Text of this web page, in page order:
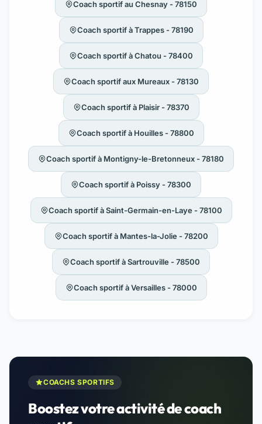
Coach sportif au Chesnay - 78150
Coach sportif à Trappes - 78190
Coach sportif à Chatou - 78400
Coach sportif aux Mureaux - 78130
Coach sportif à Plaisir - 78370
Coach sportif à Houilles - 78800
Coach sportif à Montigny-le-Bretonneux - 78180
Coach sportif à Poissy - 78300
Coach sportif à Saint-Germain-en-Laye - 78100
Coach sportif à Mantes-la-Jolie - 78200
Coach sportif à Sartrouville - 78500
Coach sportif à Versailles - 78000
COACHS SPORTIFS
Boostez votre activité de coach